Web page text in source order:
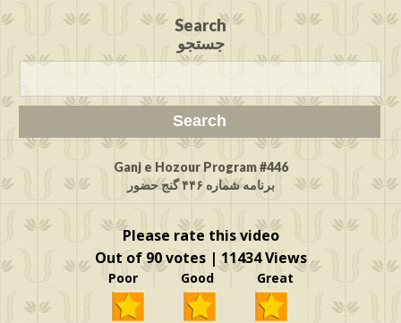
Search
جستجو
Ganj e Hozour Program #446
برنامه شماره ۴۴۶ گنج حضور
Please rate this video
Out of 90 votes | 11434 Views
Poor Good Great